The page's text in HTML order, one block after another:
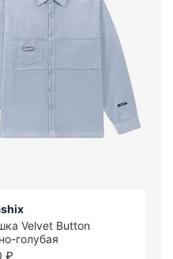
Velvet Button
голубая
₽